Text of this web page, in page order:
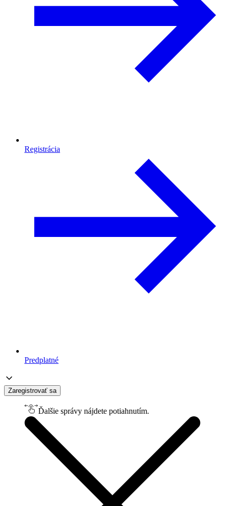
Registrácia
Predplatné
Zaregistrovať sa
Ďalšie správy nájdete potiahnutím.